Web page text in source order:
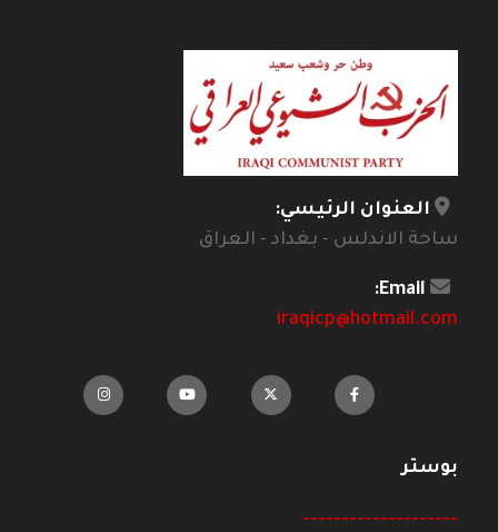
العنوان الرئيسي:
ساحة الاندلس - بغداد - العراق
Email:
iraqicp@hotmail.com
بوستر
--------------------